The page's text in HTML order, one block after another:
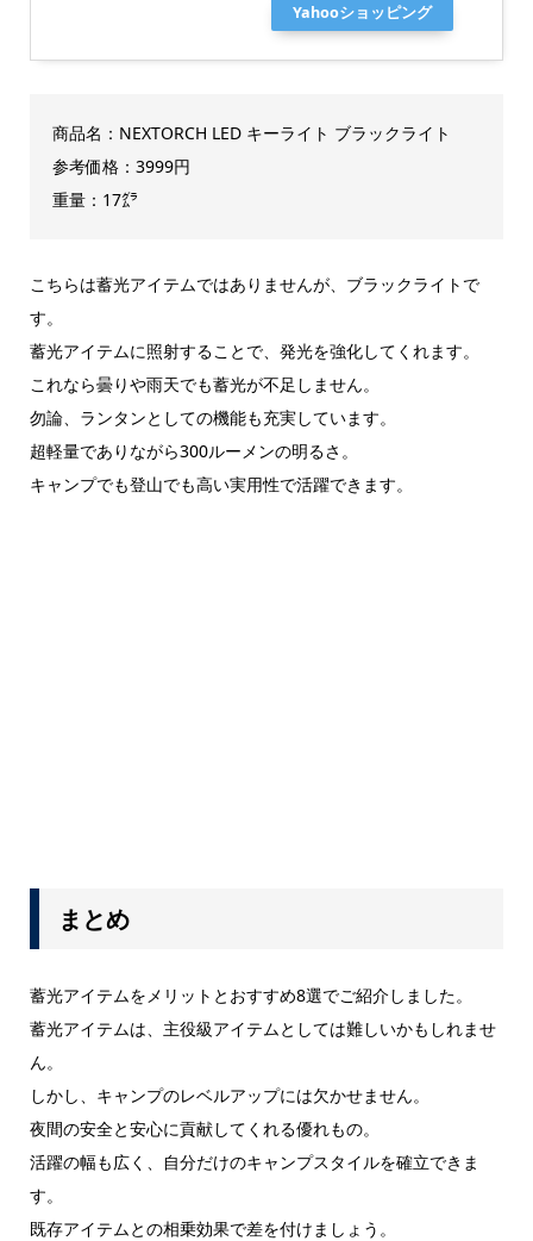
Yahooショッピング
商品名：NEXTORCH LED キーライト ブラックライト
参考価格：3999円
重量：17㌘
こちらは蓄光アイテムではありませんが、ブラックライトで
す。
蓄光アイテムに照射することで、発光を強化してくれます。
これなら曇りや雨天でも蓄光が不足しません。
勿論、ランタンとしての機能も充実しています。
超軽量でありながら300ルーメンの明るさ。
キャンプでも登山でも高い実用性で活躍できます。
まとめ
蓄光アイテムをメリットとおすすめ8選でご紹介しました。
蓄光アイテムは、主役級アイテムとしては難しいかもしれませ
ん。
しかし、キャンプのレベルアップには欠かせません。
夜間の安全と安心に貢献してくれる優れもの。
活躍の幅も広く、自分だけのキャンプスタイルを確立できま
す。
既存アイテムとの相乗効果で差を付けましょう。